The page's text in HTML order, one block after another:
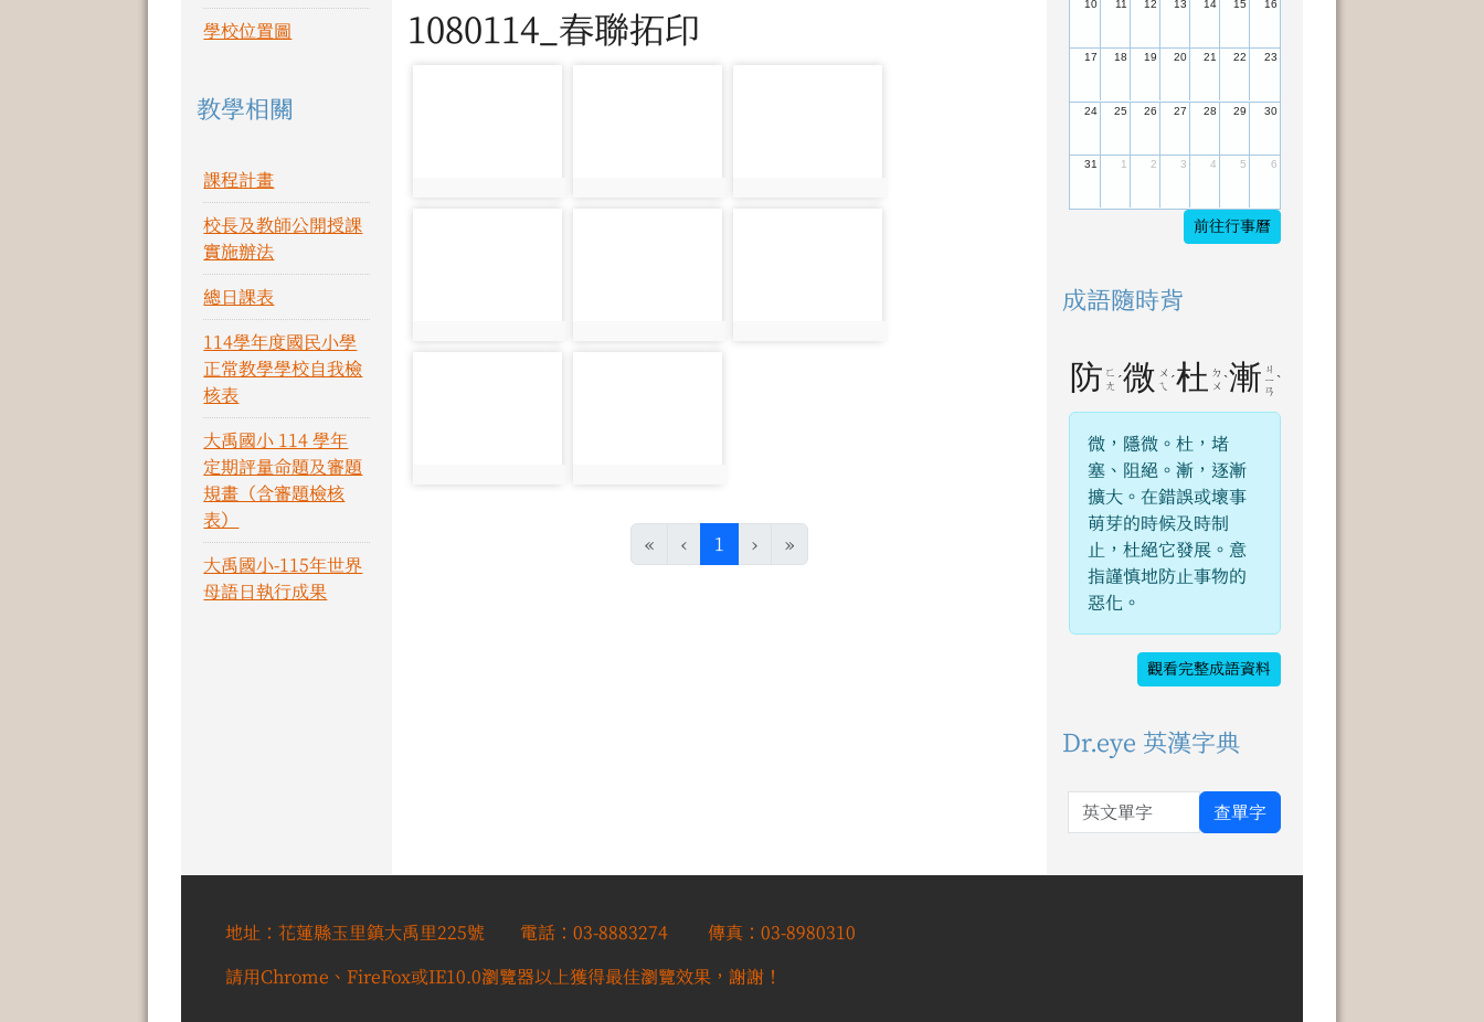
學校位置圖
教學相關
課程計畫
校長及教師公開授課
實施辦法
總日課表
114學年度國民小學
正常教學學校自我檢
核表
大禹國小 114 學年
定期評量命題及審題
規畫（含審題檢核
表）
大禹國小-115年世界
母語日執行成果
1080114_春聯拓印
« ‹ 1 (目前頁次)
› »
10 11 12 13 14 15 16
17 18 19 20 21 22 23
24 25 26 27 28 29 30
31 1 2 3 4 5 6
前往行事曆
成語隨時背
防 ㄈ
ㄤ ˊ微 ㄨ
ㄟ ˊ杜 ㄉ
ㄨ ˋ漸 ㄐ
ㄧ
ㄢ
ˋ
微，隱微。杜，堵
塞、阻絕。漸，逐漸
擴大。在錯誤或壞事
萌芽的時候及時制
止，杜絕它發展。意
指謹慎地防止事物的
惡化。
觀看完整成語資料
Dr.eye 英漢字典
英文單字 查單字
地址：花蓮縣玉里鎮大禹里225號 電話：03-8883274 傳真：03-8980310
請用Chrome、FireFox或IE10.0瀏覽器以上獲得最佳瀏覽效果，謝謝！